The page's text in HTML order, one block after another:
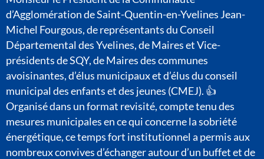
d’Agglomération de Saint-Quentin-en-Yvelines Jean-
Michel Fourgous, de représentants du Conseil
Départemental des Yvelines, de Maires et Vice-
présidents de SQY, de Maires des communes
avoisinantes, d’élus municipaux et d’élus du conseil
municipal des enfants et des jeunes (CMEJ). 👍
Organisé dans un format revisité, compte tenu des
mesures municipales en ce qui concerne la sobriété
énergétique, ce temps fort institutionnel a permis aux
nombreux convives d’échanger autour d’un buffet et de